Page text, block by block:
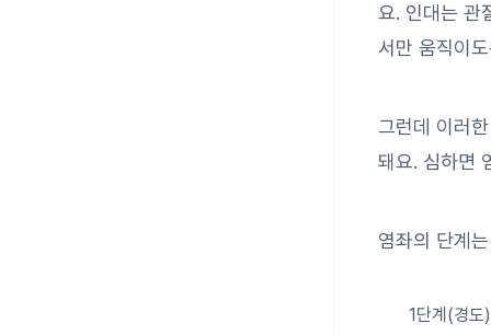
요. 인대는 관
서만 움직이
그런데 이러
돼요. 심하면
염좌의 단계
1단계(경도